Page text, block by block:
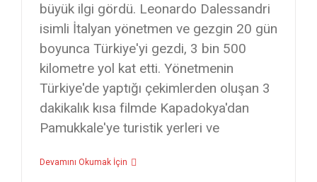
büyük ilgi gördü. Leonardo Dalessandri
isimli İtalyan yönetmen ve gezgin 20 gün
boyunca Türkiye'yi gezdi, 3 bin 500
kilometre yol kat etti. Yönetmenin
Türkiye'de yaptığı çekimlerden oluşan 3
dakikalık kısa filmde Kapadokya'dan
Pamukkale'ye turistik yerleri ve
Devamını Okumak İçin